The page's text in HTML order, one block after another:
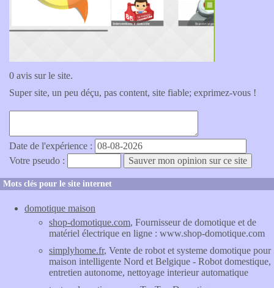
0 avis sur le site.
Super site, un peu déçu, pas content, site fiable; exprimez-vous !
Date de l'expérience :
Votre pseudo :
Mots clés pour le site internet
domotique maison
shop-domotique.com, Fournisseur de domotique et de
matériel électrique en ligne : www.shop-domotique.com
simplyhome.fr, Vente de robot et systeme domotique pour
maison intelligente Nord et Belgique - Robot domestique,
entretien autonome, nettoyage interieur automatique